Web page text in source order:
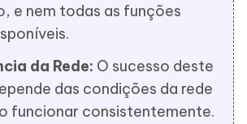
e nem todas as funções
da Rede: O sucesso deste
das condições da rede
funcionar consistentemente.